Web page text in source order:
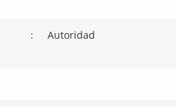
: Autoridad